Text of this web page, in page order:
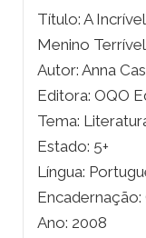
Título: A
Menino Terrível
Autor: Anna
Editora: OQO
Tema:
Estado: 5+
Língua:
Encadernação:
Ano: 2008